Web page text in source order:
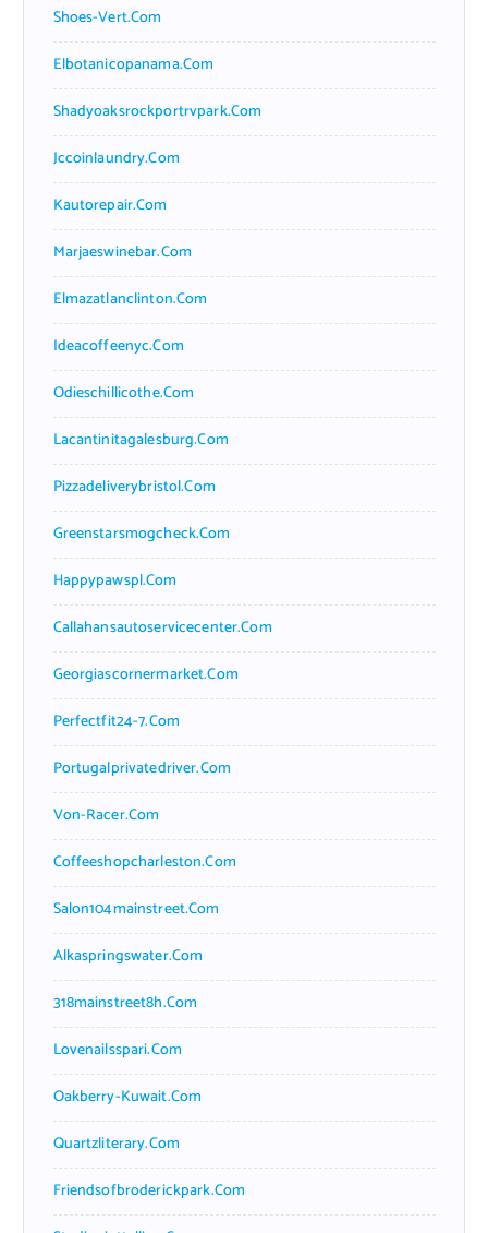
Shoes-Vert.com
Elbotanicopanama.com
Shadyoaksrockportrvpark.com
Jccoinlaundry.com
Kautorepair.com
Marjaeswinebar.com
Elmazatlanclinton.com
Ideacoffeenyc.com
Odieschillicothe.com
Lacantinitagalesburg.com
Pizzadeliverybristol.com
Greenstarsmogcheck.com
Happypawspl.com
Callahansautoservicecenter.com
Georgiascornermarket.com
Perfectfit24-7.com
Portugalprivatedriver.com
Von-Racer.com
Coffeeshopcharleston.com
Salon104mainstreet.com
Alkaspringswater.com
318mainstreet8h.com
Lovenailsspari.com
Oakberry-Kuwait.com
Quartzliterary.com
Friendsofbroderickpark.com